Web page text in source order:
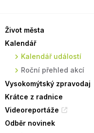
Život města
Kalendář
Kalendář událostí
Roční přehled akcí
Vysokomýtský zpravodaj
Krátce z radnice
Videoreportáže
Odběr novinek